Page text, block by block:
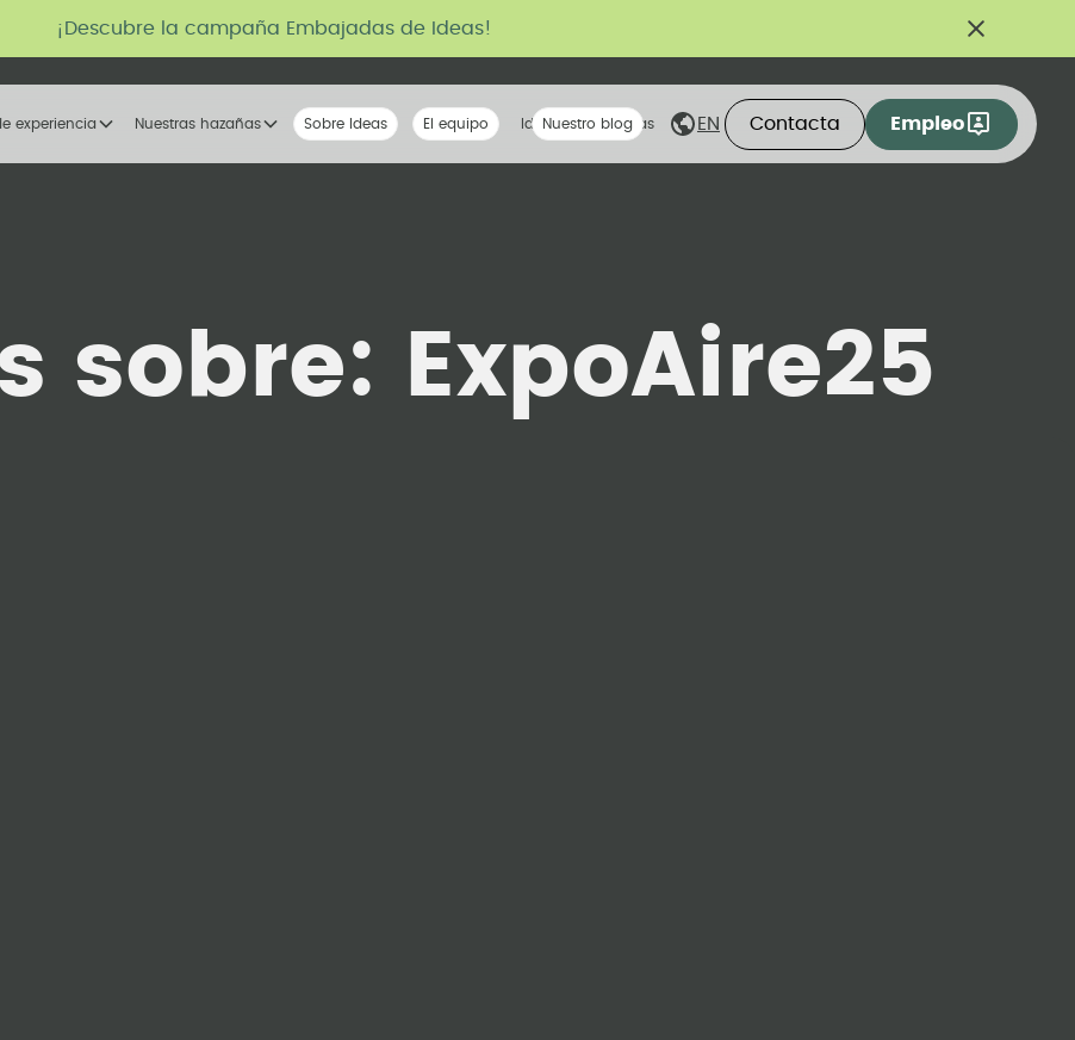
¡Descubre la campaña Embajadas de Ideas!
experiencia Nuestras hazañas Nuestra voz
Sobre Ideas La tribu
El equipo Ideas compartidas
Nuestro blog EN Contacta Empleo
sobre: ExpoAire25